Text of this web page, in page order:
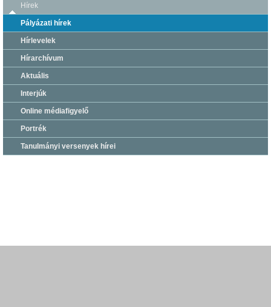
Hírek
Pályázati hírek
Hírlevelek
Hírarchívum
Aktuális
Interjúk
Online médiafigyelő
Portrék
Tanulmányi versenyek hírei